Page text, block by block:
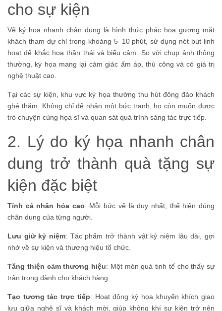
cho sự kiện
Vẽ ký họa nhanh chân dung là hình thức phác họa gương mặt
khách tham dự chỉ trong khoảng 5–10 phút, sử dụng nét bút linh
hoạt để khắc họa thần thái và biểu cảm. So với chụp ảnh thông
thường, ký họa mang lại cảm giác ấm áp, thủ công và có giá trị
nghệ thuật cao.
Tại các sự kiện, khu vực ký họa thường thu hút đông đảo khách
ghé thăm. Không chỉ để nhận một bức tranh, họ còn muốn được
trò chuyện cùng họa sĩ và quan sát quá trình sáng tác trực tiếp.
2. Lý do ký họa nhanh chân
dung trở thành quà tặng sự
kiện đặc biệt
Tính cá nhân hóa cao: Mỗi bức vẽ là duy nhất, thể hiện đúng
chân dung của từng người.
Lưu giữ kỷ niệm: Tác phẩm trở thành vật kỷ niệm lâu dài, gợi
nhớ về sự kiện và thương hiệu tổ chức.
Tăng thiện cảm thương hiệu: Một món quà tinh tế cho thấy sự
trân trọng dành cho khách hàng.
Tạo tương tác trực tiếp: Hoạt động ký họa khuyến khích giao
lưu giữa nghệ sĩ và khách mời, giúp không khí sự kiện trở nên